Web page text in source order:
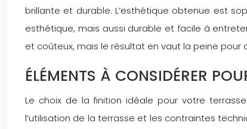
brillante et durable. L’esthétique obtenue est
esthétique, mais aussi durable et facile à
et coûteux, mais le résultat en vaut la peine
ÉLÉMENTS À CONSIDÉRER
Le choix de la finition idéale pour votre
l’utilisation de la terrasse et les contraintes